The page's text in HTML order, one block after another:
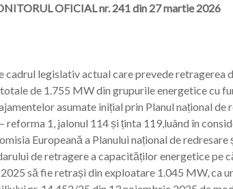
OFICIAL nr. 241 din 27 martie 2026
cadrul legislativ actual care prevede retragerea
de 1.755 MW din grupurile energetice cu
asumate inițial prin Planul național de
reforma 1, jalonul 114 și ținta 119,luând în
Europeană a Planului național de
de retragere a capacităților energetice pe
să fie retrași din exploatare 1.045 MW, ca